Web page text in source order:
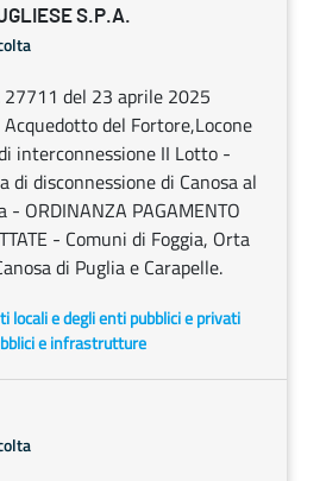
S.P.A.
27711 del 23 aprile 2025
del Fortore,Locone
interconnessione II Lotto -
di disconnessione di Canosa al
- ORDINANZA PAGAMENTO
- Comuni di Foggia, Orta
di Puglia e Carapelle.
locali e degli enti pubblici e privati
e infrastrutture